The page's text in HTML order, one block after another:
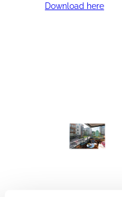
Download here